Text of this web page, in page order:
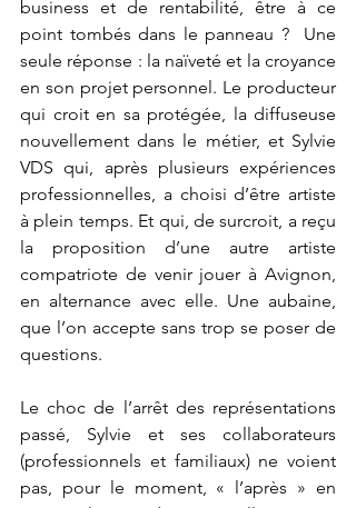
business et de rentabilité, être à ce
point tombés dans le panneau ?  Une
seule réponse : la naïveté et la croyance
en son projet personnel. Le producteur
qui croit en sa protégée, la diffuseuse
nouvellement dans le métier, et Sylvie
VDS qui, après plusieurs expériences
professionnelles, a choisi d’être artiste
à plein temps. Et qui, de surcroit, a reçu
la proposition d’une autre artiste
compatriote de venir jouer à Avignon,
en alternance avec elle. Une aubaine,
que l’on accepte sans trop se poser de
questions.
Le choc de l’arrêt des représentations
passé, Sylvie et ses collaborateurs
(professionnels et familiaux) ne voient
pas, pour le moment, « l’après » en